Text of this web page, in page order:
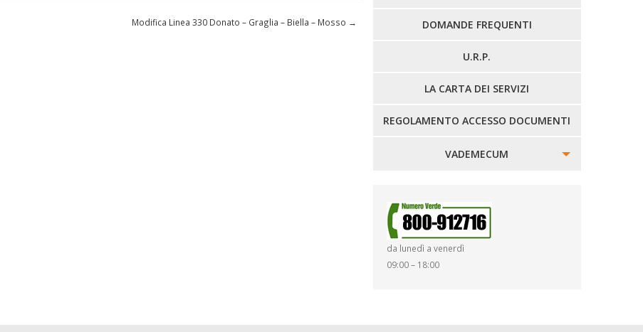
Modifica Linea 330 Donato – Graglia – Biella – Mosso → DOMANDE FREQUENTI
U.R.P.
LA CARTA DEI SERVIZI
REGOLAMENTO ACCESSO DOCUMENTI
VADEMECUM
SMARRIMENTO OGGETTI
DIRITTI E DOVERI
da lunedì a venerdì
09:00 – 18:00